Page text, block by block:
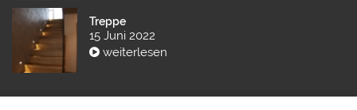
Treppe
15 Juni 2022
weiterlesen